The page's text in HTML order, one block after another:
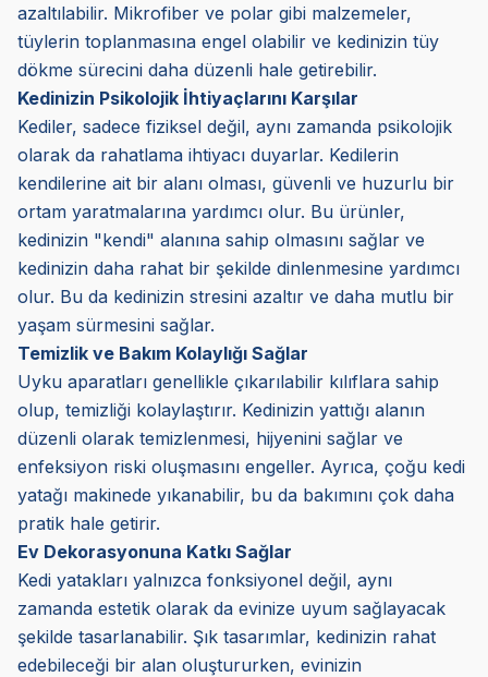
azaltılabilir. Mikrofiber ve polar gibi malzemeler,
tüylerin toplanmasına engel olabilir ve kedinizin tüy
dökme sürecini daha düzenli hale getirebilir.
Kedinizin Psikolojik İhtiyaçlarını Karşılar
Kediler, sadece fiziksel değil, aynı zamanda psikolojik
olarak da rahatlama ihtiyacı duyarlar. Kedilerin
kendilerine ait bir alanı olması, güvenli ve huzurlu bir
ortam yaratmalarına yardımcı olur. Bu ürünler,
kedinizin "kendi" alanına sahip olmasını sağlar ve
kedinizin daha rahat bir şekilde dinlenmesine yardımcı
olur. Bu da kedinizin stresini azaltır ve daha mutlu bir
yaşam sürmesini sağlar.
Temizlik ve Bakım Kolaylığı Sağlar
Uyku aparatları genellikle çıkarılabilir kılıflara sahip
olup, temizliği kolaylaştırır. Kedinizin yattığı alanın
düzenli olarak temizlenmesi, hijyenini sağlar ve
enfeksiyon riski oluşmasını engeller. Ayrıca, çoğu kedi
yatağı makinede yıkanabilir, bu da bakımını çok daha
pratik hale getirir.
Ev Dekorasyonuna Katkı Sağlar
Kedi yatakları yalnızca fonksiyonel değil, aynı
zamanda estetik olarak da evinize uyum sağlayacak
şekilde tasarlanabilir. Şık tasarımlar, kedinizin rahat
edebileceği bir alan oluştururken, evinizin